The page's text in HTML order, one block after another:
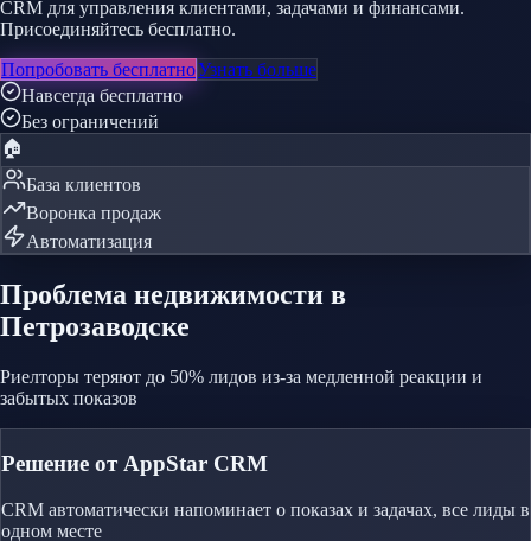
CRM для управления клиентами, задачами и финансами.
Присоединяйтесь бесплатно.
Попробовать бесплатноУзнать больше
Навсегда бесплатно
Без ограничений
🏠
База клиентов
Воронка продаж
Автоматизация
Проблема недвижимости в
Петрозаводске
Риелторы теряют до 50% лидов из-за медленной реакции и
забытых показов
Решение от AppStar CRM
CRM автоматически напоминает о показах и задачах, все лиды в
одном месте